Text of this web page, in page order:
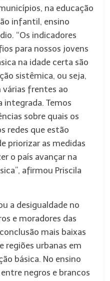
na educação
infantil, ensino
“Os indicadores
para nossos jovens
na idade certa são
sistêmica, ou seja,
frentes ao
Temos
sobre quais os
redes que estão
priorizar as medidas
o país avançar na
afirmou Priscila
a desigualdade no
e moradores das
mais baixas
regiões urbanas em
básica. No ensino
negros e brancos